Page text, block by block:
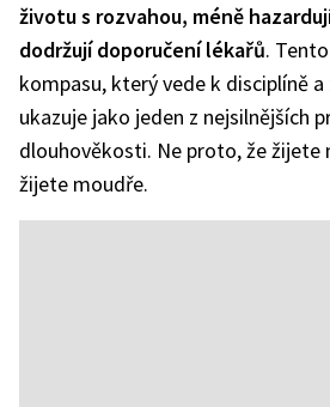
životu s rozvahou, méně
dodržují doporučení lékařů.
kompasu, který vede k disciplíně
ukazuje jako jeden z nejsilnějších
dlouhověkosti. Ne proto, že žijete
žijete moudře.